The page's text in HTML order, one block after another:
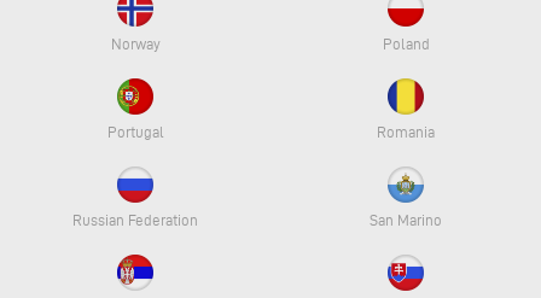
Norway Poland
Portugal Romania
Russian Federation San Marino